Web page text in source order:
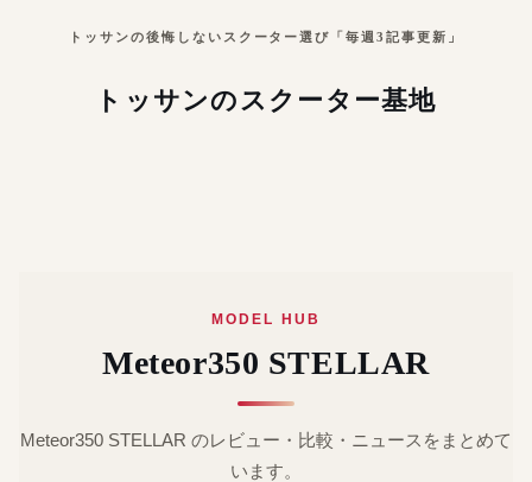
トッサンの後悔しないスクーター選び「毎週3記事更新」
トッサンのスクーター基地
MODEL HUB
Meteor350 STELLAR
Meteor350 STELLAR のレビュー・比較・ニュースをまとめて
います。